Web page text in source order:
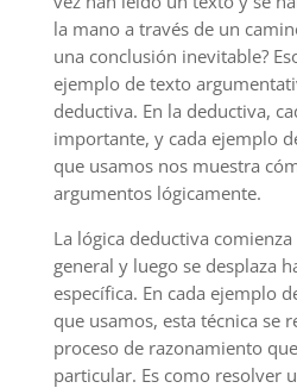
la mano a través de un
una conclusión inevitable?
ejemplo de texto
deductiva. En la deductiva,
importante, y cada ejemplo
que usamos nos muestra
argumentos lógicamente.
La lógica deductiva
general y luego se desplaza
específica. En cada ejemplo
que usamos, esta técnica se
proceso de razonamiento
particular. Es como resolver